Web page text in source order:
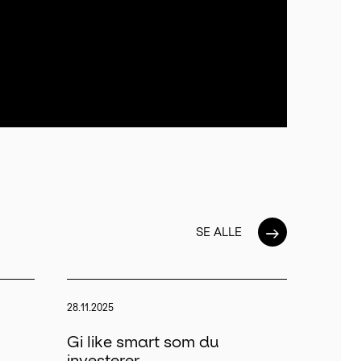
SE ALLE →
28.11.2025
Gi like smart som du